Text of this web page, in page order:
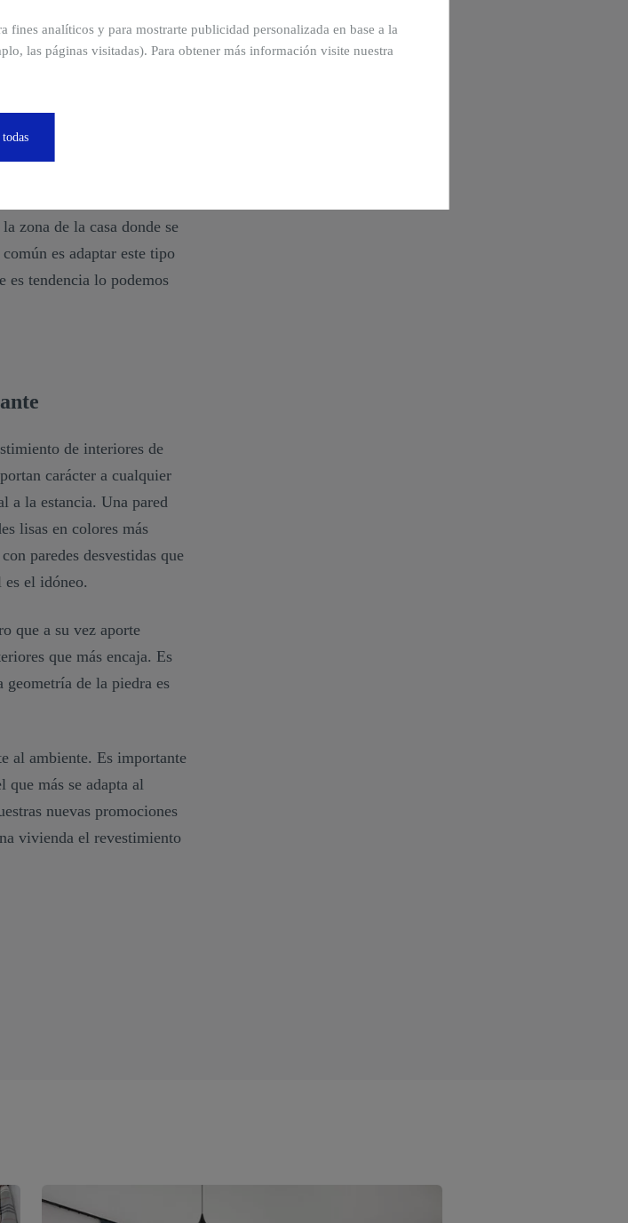
que durante un tiempo
zona de la casa donde se
es adaptar este tipo
es tendencia lo podemos
de interiores de
carácter a cualquier
a la estancia. Una pared
lisas en colores más
paredes desvestidas que
es el idóneo.
que a su vez aporte
que más encaja. Es
de la piedra es
al ambiente. Es importante
más se adapta al
nuevas promociones
vivienda el revestimiento
fines analíticos y para mostrarte publicidad personalizada en base a la
las páginas visitadas). Para obtener más información visite nuestra